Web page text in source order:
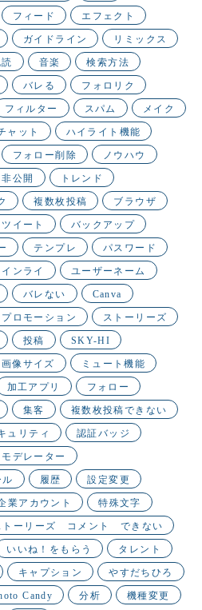
フィード エフェクト
ガイドライン リミックス
音楽 検索方法
バレる フォロリク
フィルター スパム メイク
ャット ハイライト機能
フォロー削除 ノウハウ
非公開 トレンド
複数枚投稿 ブラウザ
ツイート バックアップ
テンプレ パスワード
インライ ユーザーネーム
バレない Canva
プロモーション ストーリーズ
投稿 SKY-HI
画像サイズ ミュート機能
加工アプリ フォロー
集客 複数枚投稿できない
ュリティ 認証バッジ
モデレーター
履歴 設定変更
業アカウント 特殊文字
ーリーズ コメント できない
いいね！をもらう タレント
キャプション やすだちひろ
Candy 分析 機種変更